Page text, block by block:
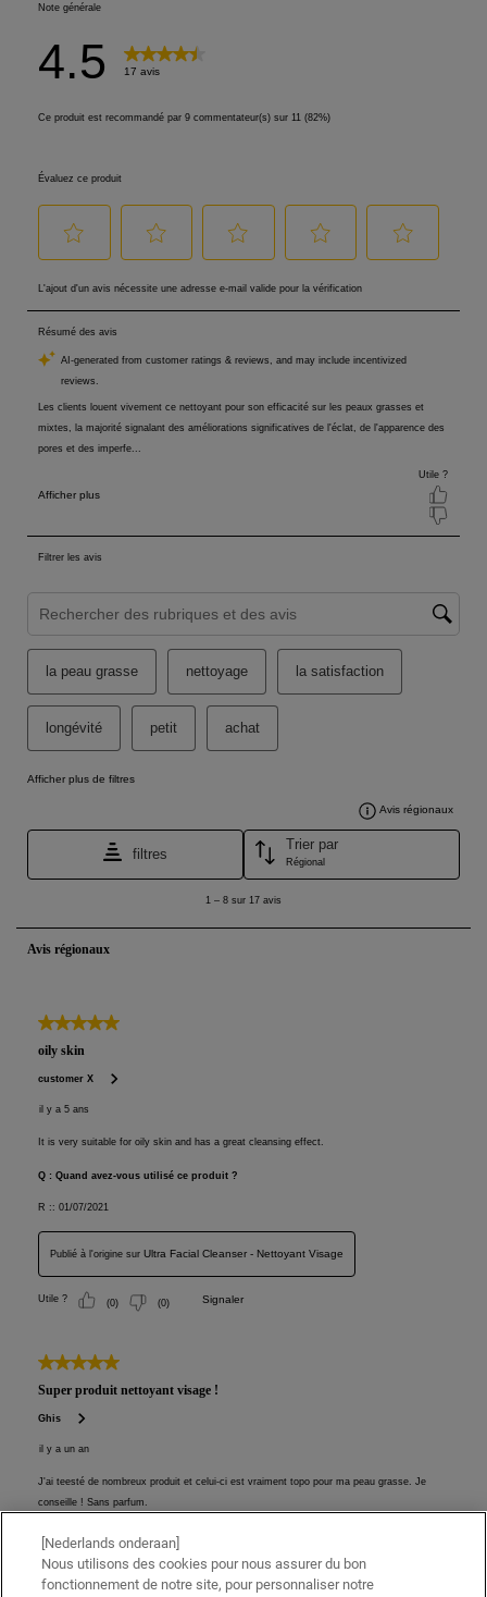
[Nederlands onderaan]
Nous utilisons des cookies pour nous assurer du bon
fonctionnement de notre site, pour personnaliser notre